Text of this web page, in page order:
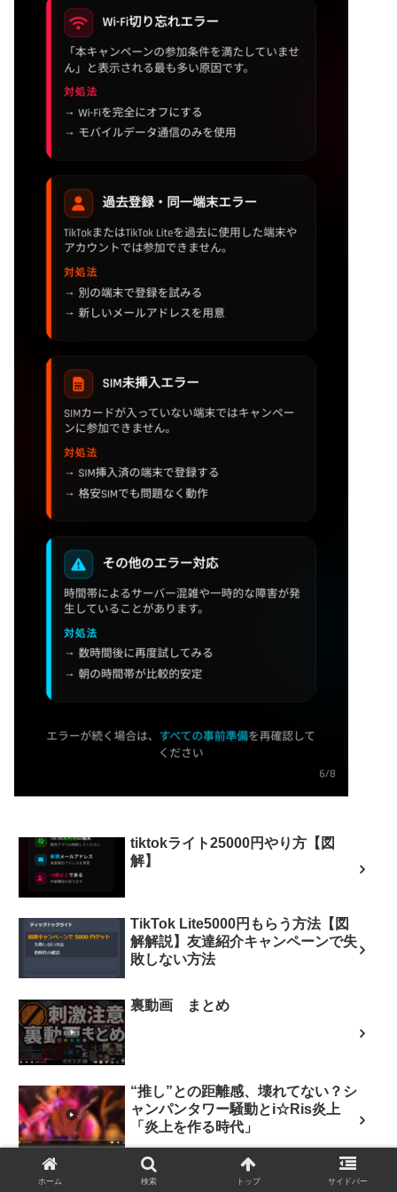
tiktokライト25000円やり方【図
解】
TikTok Lite5000円もらう方法【図
解解説】友達紹介キャンペーンで失
敗しない方法
裏動画 まとめ
“推し”との距離感、壊れてない？シ
ャンパンタワー騒動とi☆Ris炎上
「炎上を作る時代」
ホーム 検索 トップ サイドバー